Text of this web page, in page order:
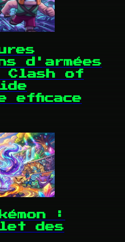
d'armées
Clash of
efficace
:
des